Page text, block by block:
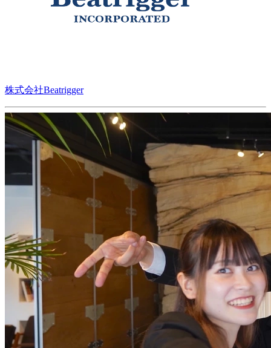
株式会社Beatrigger